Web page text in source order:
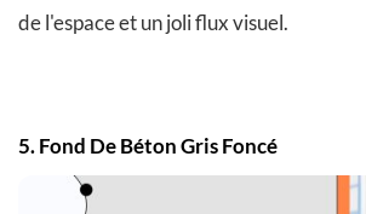
de l'espace et un joli flux visuel.
5. Fond De Béton Gris Foncé